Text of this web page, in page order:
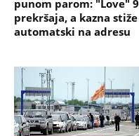
punom parom: "Love" 9
prekršaja, a kazna stiže
automatski na adresu